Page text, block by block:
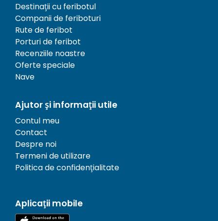
Destinații cu feribotul
Companii de feriboturi
Rute de feribot
Porturi de feribot
Recenziile noastre
Oferte speciale
Nave
Ajutor și informații utile
Contul meu
Contact
Despre noi
Termeni de utilizare
Politica de confidențialitate
Aplicații mobile